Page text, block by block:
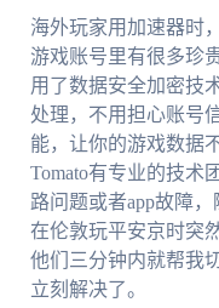
海外玩家用加速器时
游戏账号里有很多珍
用了数据安全加密技
处理，不用担心账号
能，让你的游戏数据
Tomato有专业的技术
路问题或者app故障
在伦敦玩平安京时突
他们三分钟内就帮我
立刻解决了。